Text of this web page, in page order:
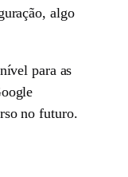
algo
para as
no futuro.